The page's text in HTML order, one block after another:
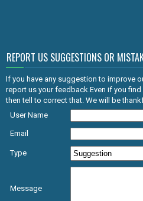
REPORT US SUGGESTIONS OR
If you have any suggestion to improve
report us your feedback.Even if you
then tell to correct that. We will be
User Name
Email
Type
Message